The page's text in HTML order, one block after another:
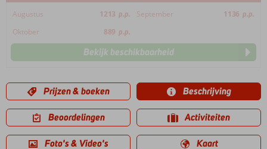
Augustus 1213 p.p. September 1136 p.p.
Oktober
889 p.p.
Bekijk beschikbaarheid
Prijzen & boeken Beschrijving
Beoordelingen Activiteiten
Foto's & Video's Kaart